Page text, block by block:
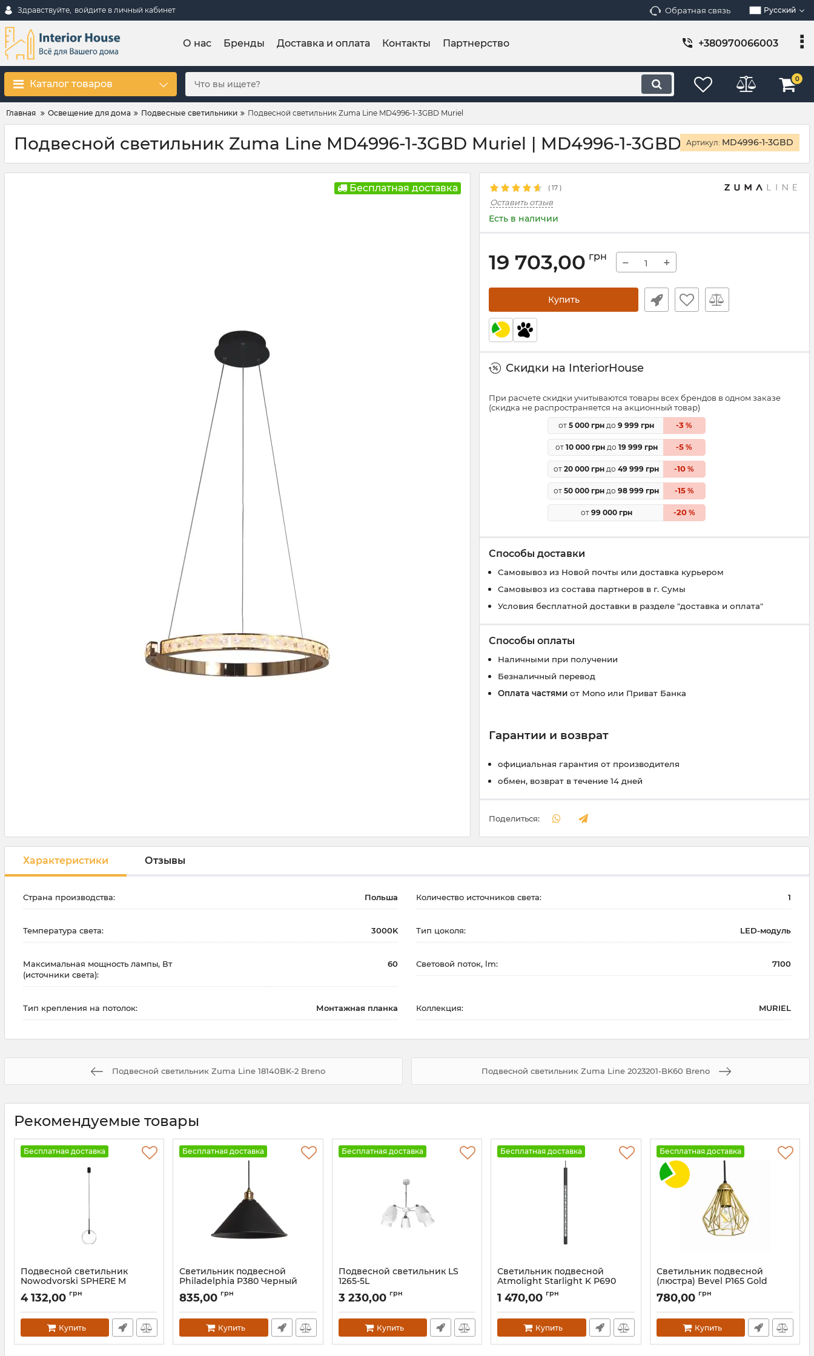
Здравствуйте, войдите в личный кабинет Обратная связь Русский
О нас Бренды Доставка и оплата Контакты Партнерство +380970066003
Каталог товаров 0
Главная Освещение для дома Подвесные светильники Подвесной светильник Zuma Line MD4996-1-3GBD Muriel
Подвесной светильник Zuma Line MD4996-1-3GBD Muriel | MD4996-1-3GBD Артикул: MD4996-1-3GBD
Бесплатная доставка ( 17 )
Оставить отзыв
Есть в наличии
19 703,00 грн − +
Купить
Скидки на InteriorHouse
При расчете скидки учитываются товары всех брендов в одном заказе
(скидка не распространяется на акционный товар)
от 5 000 грн до 9 999 грн -3 %
от 10 000 грндо 19 999 грн -5 %
от 20 000 грн до 49 999 грн -10 %
от 50 000 грн до 98 999 грн -15%
от 99 000 грн -20%
Способы доставки
Самовывоз из Новой почты или доставка курьером
Самовывоз из состава партнеров в г. Сумы
Условия бесплатной доставки в разделе "доставка и оплата"
Способы оплаты
Наличными при получении
Безналичный перевод
Оплата частями от Mono или Приват Банка
Гарантии и возврат
официальная гарантия от производителя
обмен, возврат в течение 14 дней
Поделиться:
Характеристики Отзывы
Страна производства: Польша Количество источников света: 1
Температура света: 3000K Тип цоколя: LED-модуль
Максимальная мощность лампы, Вт
(источники света):
60 Световой поток, lm: 7100
Тип крепления на потолок: Монтажная планка Коллекция: MURIEL
Подвесной светильник Zuma Line 18140BK-2 Breno Подвесной светильник Zuma Line 2023201-BK60 Breno
Рекомендуемые товары
Бесплатная доставка
Подвесной светильник
Nowodvorski SPHERE M
Артикул:7848
4 132,00 грн
Купить
Бесплатная доставка
Светильник подвесной
Philadelphia P380 Черный
Артикул:1556
835,00 грн
Купить
Бесплатная доставка
Подвесной светильник LS
1265-5L
Артикул: 26658
3 230,00 грн
Купить
Бесплатная доставка
Светильник подвесной
Atmolight Starlight K Р690
Артикул:3551211
1 470,00 грн
Купить
Бесплатная доставка
Светильник подвесной
(люстра) Bevel P165 Gold
Артикул: 2091710
780,00 грн
Купить